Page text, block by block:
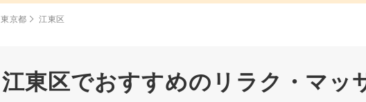
東京都 江東区
江東区でおすすめのリラク・マッ